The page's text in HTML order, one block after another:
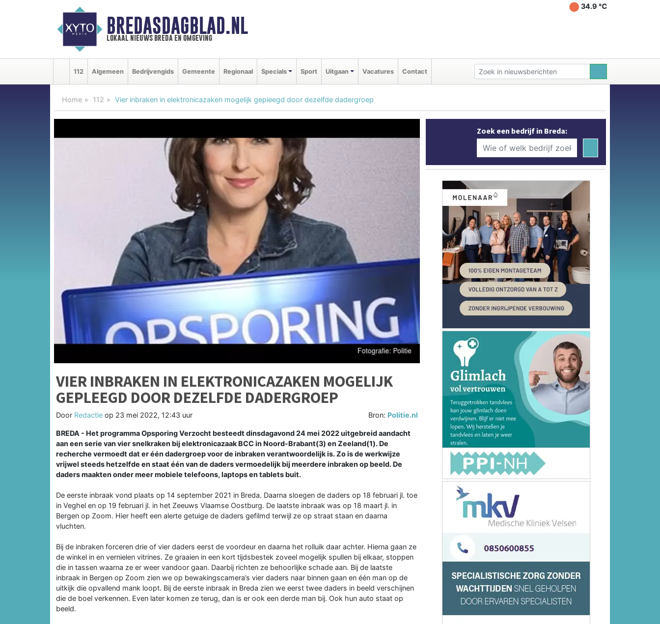
BREDASDAGBLAD.NL
lokaal nieuws breda en omgeving
34.9 ℃
112 Algemeen Bedrijvengids Gemeente Regionaal Specials Sport Uitgaan Vacatures Contact
Home 112 Vier inbraken in elektronicazaken mogelijk gepleegd door dezelfde dadergroep
VIER INBRAKEN IN ELEKTRONICAZAKEN MOGELIJK
GEPLEEGD DOOR DEZELFDE DADERGROEP
Door Redactie op 23 mei 2022, 12:43 uur Bron: Politie.nl
BREDA - Het programma Opsporing Verzocht besteedt dinsdagavond 24 mei 2022 uitgebreid aandacht
aan een serie van vier snelkraken bij elektronicazaak BCC in Noord-Brabant(3) en Zeeland(1). De
recherche vermoedt dat er één dadergroep voor de inbraken verantwoordelijk is. Zo is de werkwijze
vrijwel steeds hetzelfde en staat één van de daders vermoedelijk bij meerdere inbraken op beeld. De
daders maakten onder meer mobiele telefoons, laptops en tablets buit.
De eerste inbraak vond plaats op 14 september 2021 in Breda. Daarna sloegen de daders op 18 februari jl. toe
in Veghel en op 19 februari jl. in het Zeeuws Vlaamse Oostburg. De laatste inbraak was op 18 maart jl. in
Bergen op Zoom. Hier heeft een alerte getuige de daders gefilmd terwijl ze op straat staan en daarna
vluchten.
Bij de inbraken forceren drie of vier daders eerst de voordeur en daarna het rolluik daar achter. Hierna gaan ze
de winkel in en vernielen vitrines. Ze graaien in een kort tijdsbestek zoveel mogelijk spullen bij elkaar, stoppen
die in tassen waarna ze er weer vandoor gaan. Daarbij richten ze behoorlijke schade aan. Bij de laatste
inbraak in Bergen op Zoom zien we op bewakingscamera’s vier daders naar binnen gaan en één man op de
uitkijk die opvallend mank loopt. Bij de eerste inbraak in Breda zien we eerst twee daders in beeld verschijnen
die de boel verkennen. Even later komen ze terug, dan is er ook een derde man bij. Ook hun auto staat op
beeld.
Zoek een bedrijf in Breda: